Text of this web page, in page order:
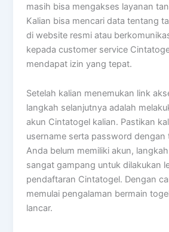
masih bisa mengakses layanan
Kalian bisa mencari data tentang
di website resmi atau
kepada customer service
mendapat izin yang tepat.
Setelah kalian menemukan link
langkah selanjutnya adalah
akun Cintatogel kalian. Pastikan
username serta password dengan
Anda belum memiliki akun,
sangat gampang untuk dilakukan
pendaftaran Cintatogel. Dengan
memulai pengalaman bermain
lancar.